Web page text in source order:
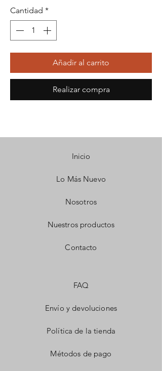
Cantidad *
Añadir al carrito
Realizar compra
Inicio
Lo Más Nuevo
Nosotros
Nuestros productos
Contacto
FAQ
Envío y devoluciones
Política de la tienda
Métodos de pago